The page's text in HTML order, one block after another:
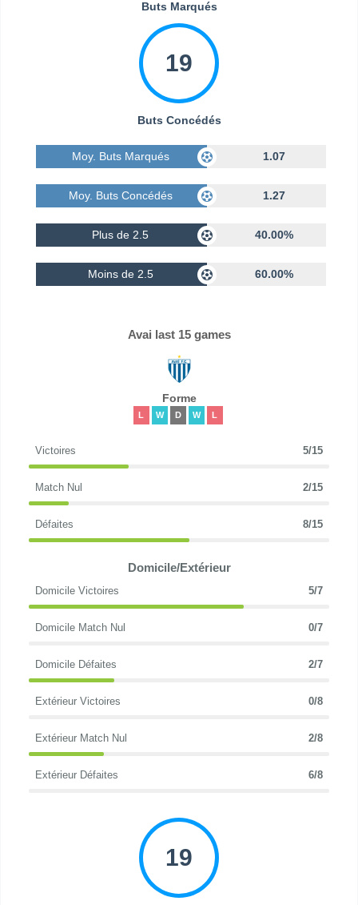
Buts Marqués
19
Buts Concédés
Moy. Buts Marqués 1.07
Moy. Buts Concédés 1.27
Plus de 2.5 40.00%
Moins de 2.5 60.00%
Avai last 15 games
Forme
L W D W L
Victoires 5/15
Match Nul 2/15
Défaites 8/15
Domicile/Extérieur
Domicile Victoires 5/7
Domicile Match Nul 0/7
Domicile Défaites 2/7
Extérieur Victoires 0/8
Extérieur Match Nul 2/8
Extérieur Défaites 6/8
19